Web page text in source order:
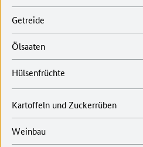
Getreide
Ölsaaten
Hülsenfrüchte
Kartoffeln und Zuckerrüben
Weinbau